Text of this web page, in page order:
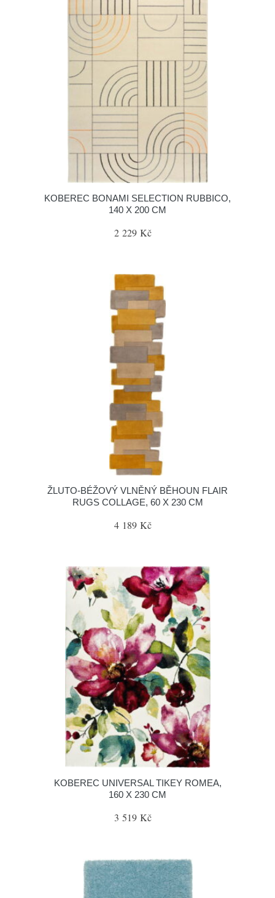
KOBEREC BONAMI SELECTION RUBBICO,
140 X 200 CM
2 229 Kč
ŽLUTO-BÉŽOVÝ VLNĚNÝ BĚHOUN FLAIR
RUGS COLLAGE, 60 X 230 CM
4 189 Kč
KOBEREC UNIVERSAL TIKEY ROMEA,
160 X 230 CM
3 519 Kč